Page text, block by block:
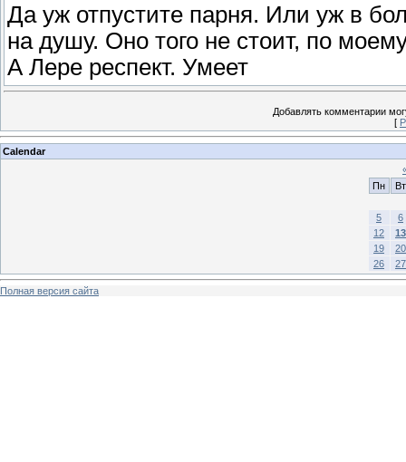
Да уж отпустите парня. Или уж в
на душу. Оно того не стоит, по
А Лере респект. Умеет
Добавлять комментарии
[
Calendar
Пн
Вт
5
6
12
13
19
20
26
27
Полная версия сайта